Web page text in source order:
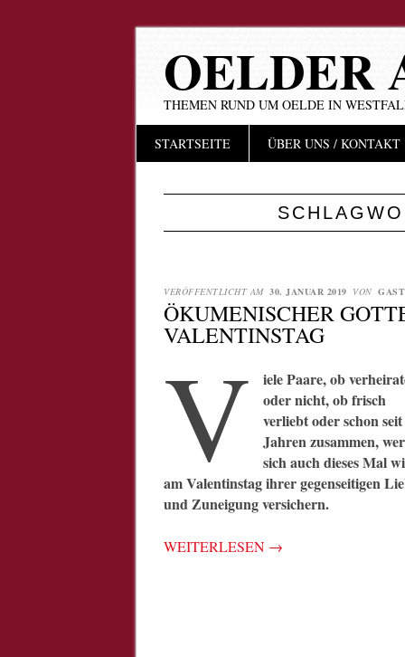
OELDER
THEMEN RUND UM OELDE IN
Hauptmenü
InhaltSTARTSEITE ÜBER UNS / KONTAKT
VERÖFFENTLICHT AM 30. JANUAR 2019 VON
ÖKUMENISCHER
VALENTINSTAG
V
iele Paare, ob
oder nicht, ob frisch
verliebt oder schon seit
Jahren zusammen,
sich auch dieses Mal
am Valentinstag ihrer gegenseitigen
und Zuneigung versichern.
WEITERLESEN →